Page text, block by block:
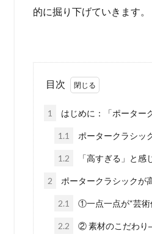
的に掘り下げていきます。
目次
1 はじめに：「ポーター
1.1 ポータークラシッ
1.2 「高すぎる」と
2 ポータークラシックが
2.1 ①一点一点が“芸術
2.2 ② 素材のこだわり